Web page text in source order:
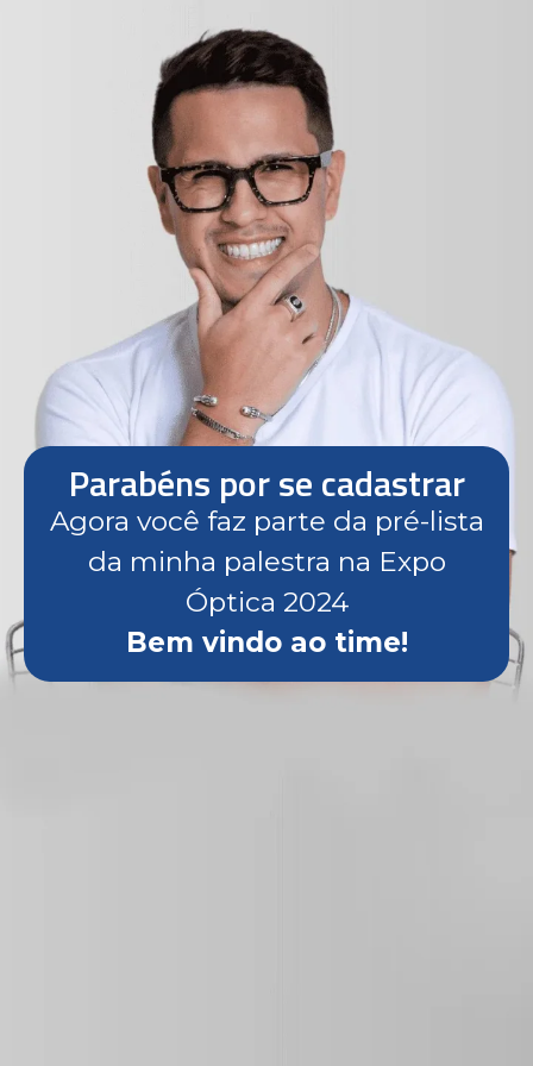
Parabéns por se cadastrar
Agora você faz parte da pré-lista
da minha palestra na Expo
Óptica 2024
Bem vindo ao time!